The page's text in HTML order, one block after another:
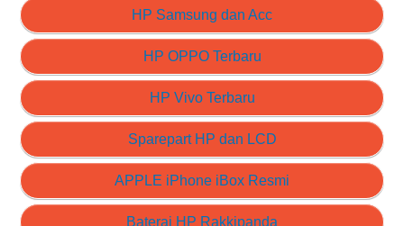
HP Samsung dan Acc
HP OPPO Terbaru
HP Vivo Terbaru
Sparepart HP dan LCD
APPLE iPhone iBox Resmi
Baterai HP Rakkipanda